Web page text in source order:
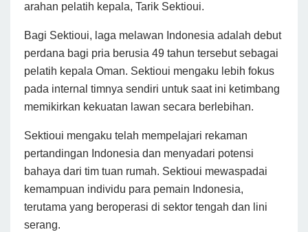
arahan pelatih kepala, Tarik Sektioui.
Bagi Sektioui, laga melawan Indonesia adalah debut
perdana bagi pria berusia 49 tahun tersebut sebagai
pelatih kepala Oman. Sektioui mengaku lebih fokus
pada internal timnya sendiri untuk saat ini ketimbang
memikirkan kekuatan lawan secara berlebihan.
Sektioui mengaku telah mempelajari rekaman
pertandingan Indonesia dan menyadari potensi
bahaya dari tim tuan rumah. Sektioui mewaspadai
kemampuan individu para pemain Indonesia,
terutama yang beroperasi di sektor tengah dan lini
serang.